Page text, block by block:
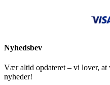
Nyhedsbev
Vær altid opdateret – vi lover, at
nyheder!